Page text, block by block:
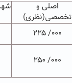
اصلی و
تخصصی(نظری)
۰۰۰/ ۲۲۵
۰۰۰/ ۲۵۰